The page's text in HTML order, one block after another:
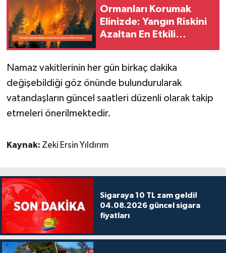
Ormanları Korumak
Elinizde: Yangın Riskini
Azaltan En Etkili
Namaz vakitlerinin her gün birkaç dakika
değişebildiği göz önünde bulundurularak
vatandaşların güncel saatleri düzenli olarak takip
etmeleri önerilmektedir.
Kaynak: Zeki Ersin Yıldırım
Sigaraya 10 TL zam geldi!
04.08.2026 güncel sigara
fiyatları